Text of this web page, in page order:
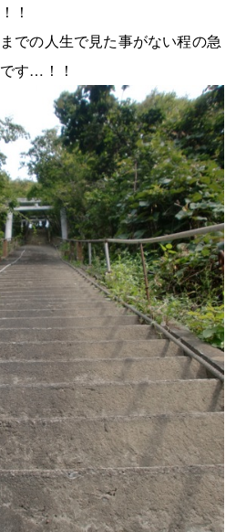
！
での人生で見た事がない程の急
す…！！